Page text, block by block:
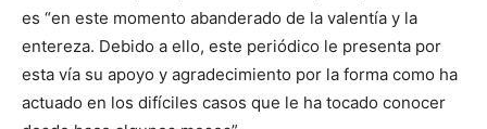
es “en este momento abanderado de la valentía y la
entereza. Debido a ello, este periódico le presenta por
esta vía su apoyo y agradecimiento por la forma como ha
actuado en los difíciles casos que le ha tocado conocer